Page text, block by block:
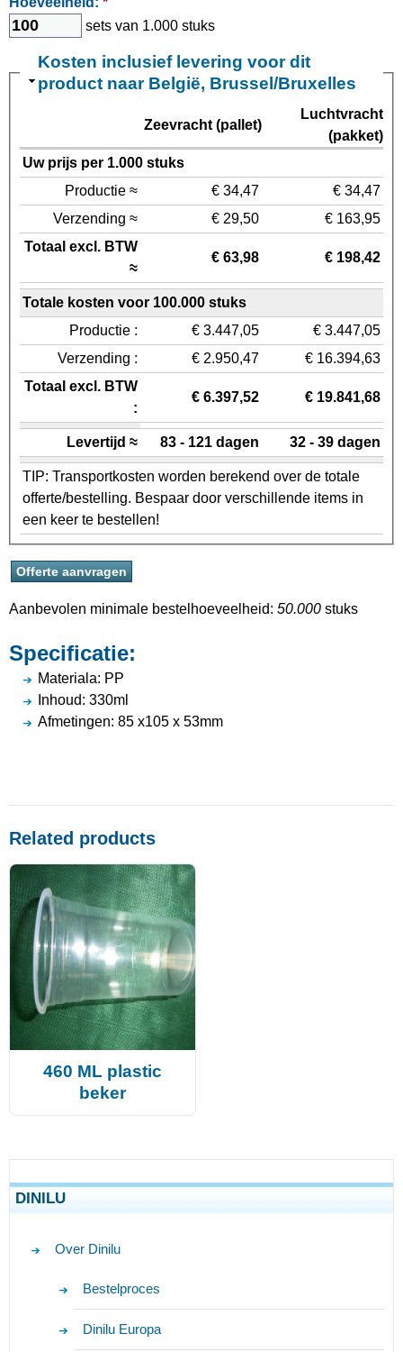
sets van 1.000 stuks
Kosten inclusief levering voor dit
product naar België, Brussel/Bruxelles
Zeevracht (pallet)
Luchtvracht
(pakket)
Uw prijs per 1.000 stuks
Productie ≈
€ 34,47
€ 34,47
Verzending ≈
€ 29,50
€ 163,95
Totaal excl. BTW
≈
€ 63,98 € 198,42
Totale kosten voor 100.000 stuks
Productie :
€ 3.447,05
€ 3.447,05
Verzending :
€ 2.950,47
€ 16.394,63
Totaal excl. BTW
:
€ 6.397,52 € 19.841,68
Levertijd ≈ 83 - 121 dagen 32 - 39 dagen
TIP: Transportkosten worden berekend over de totale
offerte/bestelling. Bespaar door verschillende items in
een keer te bestellen!
Aanbevolen minimale bestelhoeveelheid: 50.000 stuks
Specificatie:
Materiala: PP
Inhoud: 330ml
Afmetingen: 85 x105 x 53mm
Related products
460 ML plastic
beker
DINILU
Over Dinilu
Bestelproces
Dinilu Europa